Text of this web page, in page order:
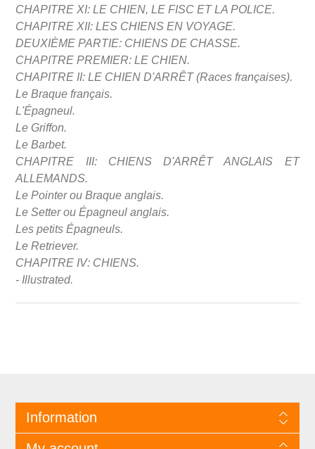
CHAPITRE XI: LE CHIEN, LE FISC ET LA POLICE.
CHAPITRE XII: LES CHIENS EN VOYAGE.
DEUXIÈME PARTIE: CHIENS DE CHASSE.
CHAPITRE PREMIER: LE CHIEN.
CHAPITRE II: LE CHIEN D'ARRÊT (Races françaises).
Le Braque français.
L'Épagneul.
Le Griffon.
Le Barbet.
CHAPITRE III: CHIENS D'ARRÊT ANGLAIS ET
ALLEMANDS.
Le Pointer ou Braque anglais.
Le Setter ou Épagneul anglais.
Les petits Épagneuls.
Le Retriever.
CHAPITRE IV: CHIENS.
- Illustrated.
Information